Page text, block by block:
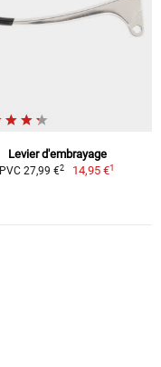
Levier d'embrayage
PVC 27,99 €2 14,95 €1